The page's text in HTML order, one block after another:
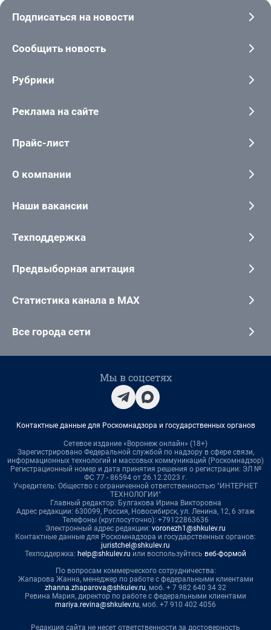
Подписаться на новости
Сообщить новость
Рубрики
Реклама на сайте
Прайс-лист
О компании
Наши вакансии
Техподдержка
Предвыборная агитация
Статистика канала в MAX
Все города сети
Мы в соцсетях
Контактные данные для Роскомнадзора и государственных органов
Сетевое издание «Воронеж онлайн» (18+)
Зарегистрировано Федеральной службой по надзору в сфере связи,
информационных технологий и массовых коммуникаций (Роскомнадзор)
Регистрационный номер и дата принятия решения о регистрации: ЭЛ №
ФС 77 - 86594 от 26.12.2023 г.
Учредитель: Общество с ограниченной ответственностью "ИНТЕРНЕТ
ТЕХНОЛОГИИ"
Главный редактор: Булгакова Ирина Викторовна
Адрес редакции: 630099, Россия, Новосибирск, ул. Ленина, 12, 6 этаж
Телефоны (круглосуточно): +79122863636
Электронный адрес редакции: voronezh1@shkulev.ru
Контактные данные для Роскомнадзора и государственных органов:
juristchel@shkulev.ru
Техподдержка: help@shkulev.ru или воспользуйтесь веб-формой
По вопросам коммерческого сотрудничества:
Жапарова Жанна, менеджер по работе с федеральными клиентами
zhanna.zhaparova@shkulev.ru, моб. + 7 982 640 34 32
Ревина Мария, директор по работе с федеральными клиентами
mariya.revina@shkulev.ru, моб. +7 910 402 4056
Редакция сайта не несет ответственности за достоверность